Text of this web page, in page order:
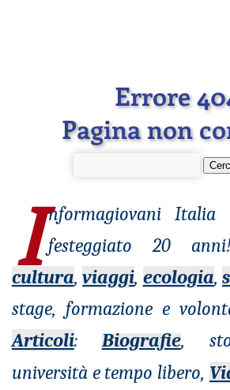
Errore
Pagina non
I nformagiovaniItalia
festeggiato 20
cultura,viaggi, ecologia,
stage, formazione e
Articoli: Biografie,
università e tempo libero,